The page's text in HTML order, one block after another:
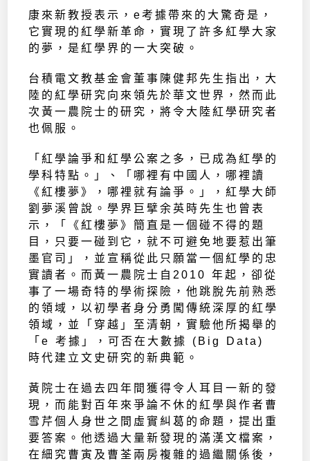
康來新教授表示，e考據帶來的大驚奇是，
它實現的紅學新革命，實現了許多紅學大家
的夢，是紅學界的一大突破。
台積電文教基金會董事陳健邦先生指出，大
陸的紅學研究向來領先於華文世界，然而此
次黃一農院士的研究，將令大陸紅學研究者
也佩服。
「紅學論爭和紅學公案之多，已成為紅學的
學科特點。」、「哪裡有中國人，哪裡讀
《紅樓夢》，哪裡就有論爭。」，紅學大師
劉夢溪曾說。學界巨擘余英時先生也曾表
示，「《紅樓夢》簡直是一個碰不得的題
目，只要一碰到它，就不可避免地要惹出筆
墨官司」，並宣稱從此只願當一個紅學的忠
實讀者。而黃一農院士自2010 年起，卻從
事了一場奇特的學術探險，他跳脫先前熟悉
的領域，以初學者身分勇闖傳統深厚的紅學
領域，並「穿越」至清朝，實驗他所揭舉的
「e 考據」，可否在大數據 (Big Data)
時代建立文史研究的新典範。
黃院士在過去四年間獲得令人耳目一新的發
現，而能對百年來爭論不休的紅學與作者曹
雪芹個人身世之間虛實糾葛的命題，提出重
要答案。他透過大量新發現的滿漢文檔案，
在細究曹寅及曹荃兩房複雜的過繼關係後，